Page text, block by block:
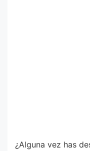
¿Alguna vez has